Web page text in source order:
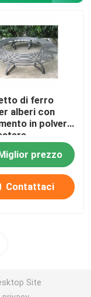
di ferro
alberi con
in polvere
prezzo
Contattaci
Site